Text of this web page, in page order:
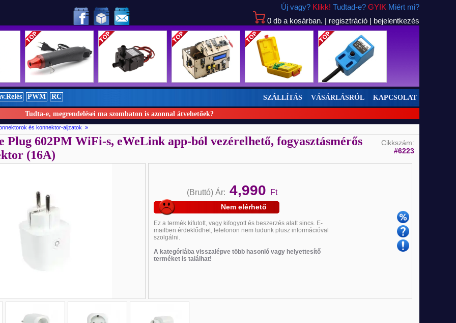
0 db a kosárban. | regisztráció | bejelentkezés
Új vagy? Klikk! Tudtad-e? GYIK Miért mi?
Új Új Új Új
Új
Tudta-e, megrendelései ma szombaton is azonnal átvehetőek?
PWM RC SZÁLLÍTÁS VÁSÁRLÁSRÓL KAPCSOLAT
és konnektor-aljzatok »
Plug 602PM WiFi-s, eWeLink app-ból vezérelhető, fogyasztásmérős
(16A)
Cikkszám:
#6223
(Bruttó)Ár: 4,990 Ft
Nem elérhető
Ez a termék kifutott, vagy kifogyott és beszerzés alatt sincs. E-
mailben érdeklődhet, telefonon nem tudunk plusz információval
szolgálni.
A kategóriába visszalépve több hasonló vagy helyettesítő
terméket is találhat!